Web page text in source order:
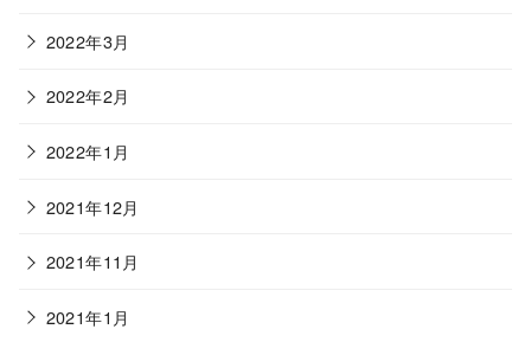
2022年3月
2022年2月
2022年1月
2021年12月
2021年11月
2021年1月